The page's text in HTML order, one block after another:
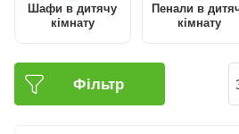
Шафи в дитячу
кімнату
Пенали в
кімнату
Фільтр